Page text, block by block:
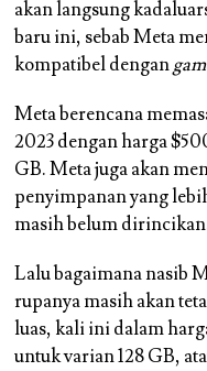
akan langsung
baru ini, sebab Meta
kompatibel dengan
Meta berencana
2023 dengan harga
GB. Meta juga akan
penyimpanan yang
masih belum
Lalu bagaimana nasib
rupanya masih akan
luas, kali ini dalam
untuk varian 128 GB,